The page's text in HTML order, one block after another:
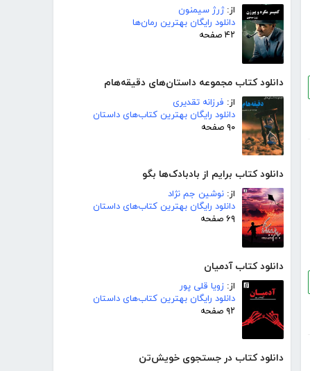
از:ژرژ سیمنون
دانلود رایگان بهترین رمان‌ها
۴۲ صفحه
دانلود کتاب مجموعه داستان‌های دقیقه‌هام
از: فرزانه تقدیری
دانلود رایگان بهترین کتاب‌های داستان
۹۰ صفحه
دانلود کتاب برایم از بادبادک‌ها بگو
از: نوشین جم نژاد
دانلود رایگان بهترین کتاب‌های داستان
۶۹ صفحه
دانلود کتاب آدمیان
از: زویا قلی پور
دانلود رایگان بهترین کتاب‌های داستان
۹۲ صفحه
دانلود کتاب در جستجوی خویش‌تن